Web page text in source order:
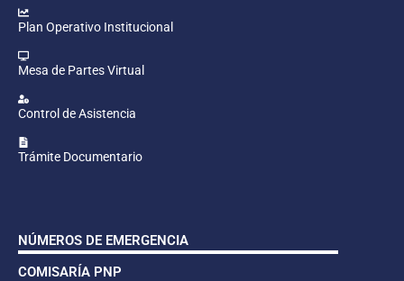
Plan Operativo Institucional
Mesa de Partes Virtual
Control de Asistencia
Trámite Documentario
NÚMEROS DE EMERGENCIA
COMISARÍA PNP